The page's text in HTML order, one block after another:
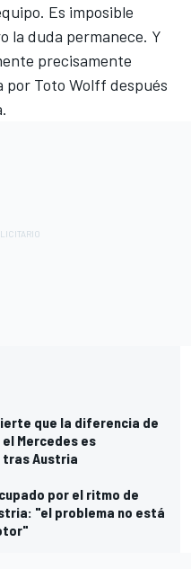
Es imposible
la duda permanece. Y
precisamente
Toto Wolff después
que la diferencia de
Mercedes es
Austria
por el ritmo de
"el problema no está